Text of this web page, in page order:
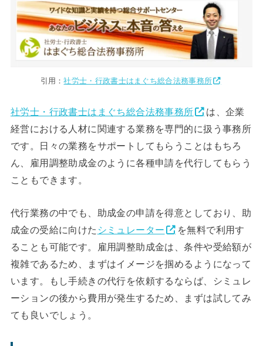
引用：社労士・行政書士はまぐち総合法務事務所
社労士・行政書士はまぐち総合法務事務所
は、企業
経営における人材に関連する業務を専門的に扱う事務所
です。日々の業務をサポートしてもらうことはもちろ
ん、雇用調整助成金のように各種申請を代行してもらう
こともできます。
代行業務の中でも、助成金の申請を得意としており、助
成金の受給に向けた シミュレーター
を無料で利用す
ることも可能です。雇用調整助成金は、条件や受給額が
複雑であるため、まずはイメージを掴めるようになって
います。もし手続きの代行を依頼するならば、シミュレ
ーションの後から費用が発生するため、まずは試してみ
ても良いでしょう。